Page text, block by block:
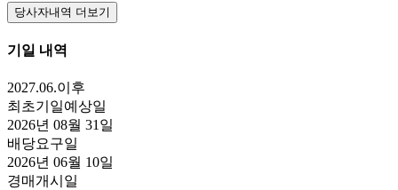
당사자내역 더보기
기일 내역
2027.06.이후
최초기일예상일
2026년 08월 31일
배당요구일
2026년 06월 10일
경매개시일